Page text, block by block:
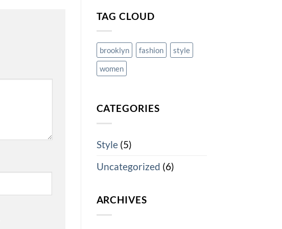
TAG CLOUD
brooklyn fashion
style
women
CATEGORIES
Style(5)
Uncategorized (6)
ARCHIVES